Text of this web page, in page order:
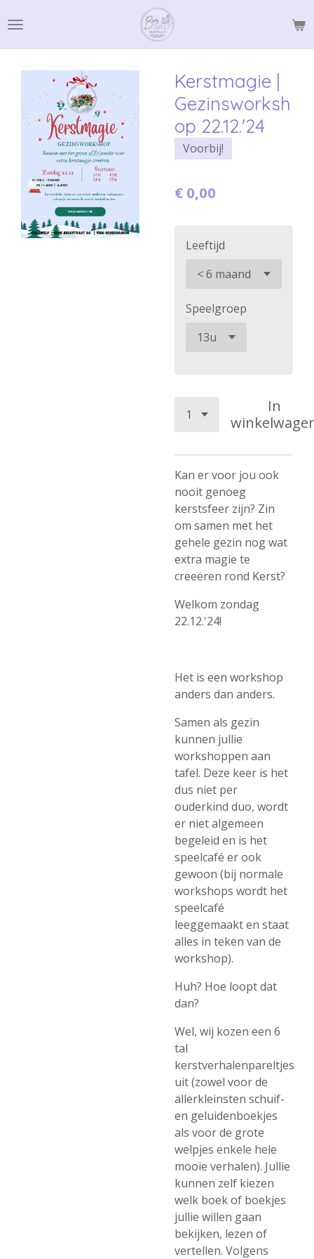
direct
naar
hoofdinhoud
Kerstmagie |
Gezinsworksh
op 22.12.'24
Voorbij!
€ 0,00
Leeftijd
Speelgroep
In
Kan er voor jou ook
nooit genoeg
kerstsfeer zijn? Zin
om samen met het
gehele gezin nog wat
extra magie te
creeëren rond Kerst?
Welkom zondag
22.12.'24!
Het is een workshop
anders dan anders.
Samen als gezin
kunnen jullie
workshoppen aan
tafel. Deze keer is het
dus niet per
ouderkind duo, wordt
er niet algemeen
begeleid en is het
speelcafé er ook
gewoon (bij normale
workshops wordt het
speelcafé
leeggemaakt en staat
alles in teken van de
workshop).
Huh? Hoe loopt dat
dan?
Wel, wij kozen een 6
tal
kerstverhalenpareltjes
uit (zowel voor de
allerkleinsten schuif-
en geluidenboekjes
als voor de grote
welpjes enkele hele
mooie verhalen). Jullie
kunnen zelf kiezen
welk boek of boekjes
jullie willen gaan
bekijken, lezen of
vertellen. Volgens